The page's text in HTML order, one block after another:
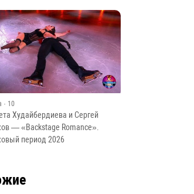
· 10
Худайбердиева и Сергей
— «Backstage Romance».
период 2026